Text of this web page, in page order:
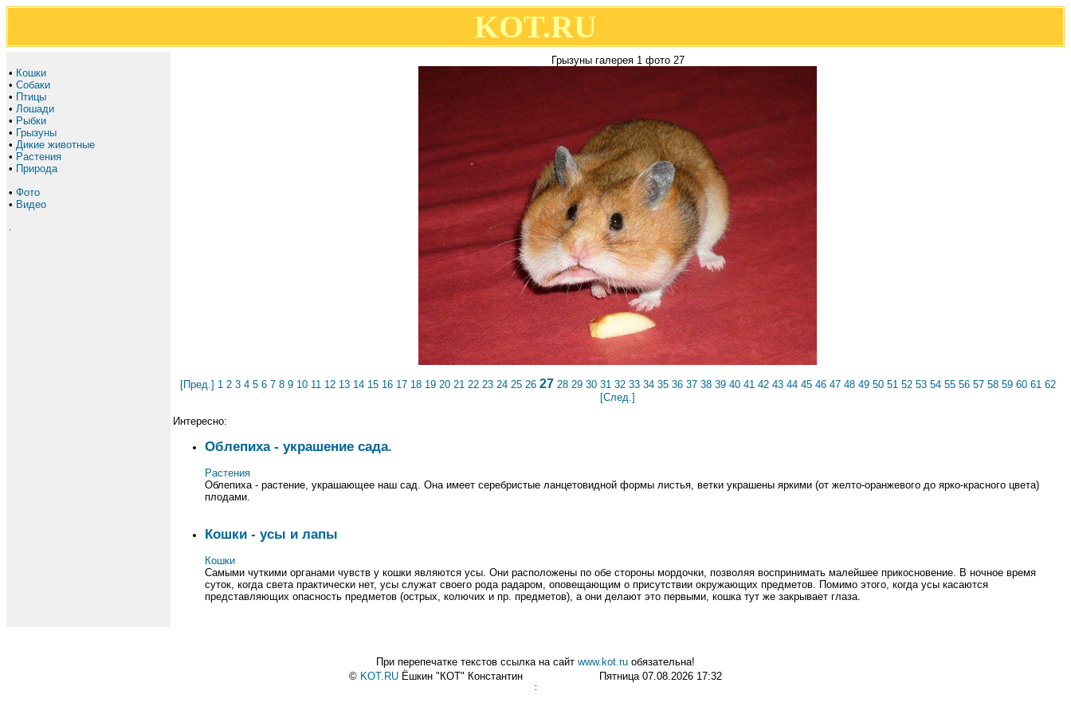
KOT.RU
• Кошки
• Собаки
• Птицы
• Лошади
• Рыбки
• Грызуны
• Дикие животные
• Растения
• Природа
• Фото
• Видео
Грызуны галерея 1 фото 27
[Пред.] 1 2 3 4 5 6 7 8 9 10 11 12 13 14 15 16 17 18 19 20 21 22 23 24 25 26 27 28 29 30 31 32 33 34 35 36 37 38 39 40 41 42 43 44 45 46 47 48 49 50 51 52 53 54 55 56 57 58 59 60 61 62
[След.]
Интересно:
Облепиха - украшение сада.
Растения
Облепиха - растение, украшающее наш сад. Она имеет серебристые ланцетовидной формы листья, ветки украшены яркими (от желто-оранжевого до ярко-красного цвета)
плодами.
Кошки - усы и лапы
Кошки
Самыми чуткими органами чувств у кошки являются усы. Они расположены по обе стороны мордочки, позволяя воспринимать малейшее прикосновение. В ночное время
суток, когда света практически нет, усы служат своего рода радаром, оповещающим о присутствии окружающих предметов. Помимо этого, когда усы касаются
представляющих опасность предметов (острых, колючих и пр. предметов), а они делают это первыми, кошка тут же закрывает глаза.
При перепечатке текстов ссылка на сайт www.kot.ru обязательна!
© KOT.RU Ёшкин "КОТ" Константин Пятница 07.08.2026 17:32
: